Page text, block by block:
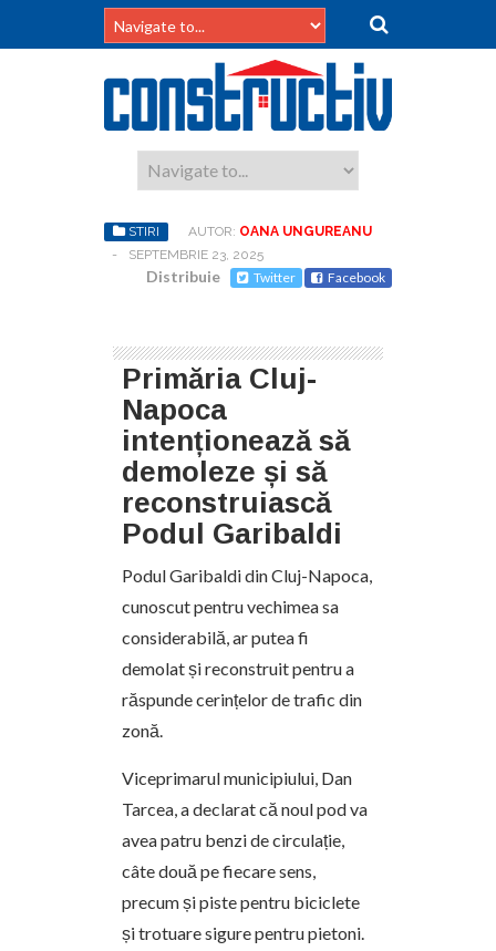
STIRI AUTOR: OANA UNGUREANU
-
SEPTEMBRIE 23, 2025
Distribuie Twitter Facebook
Primăria Cluj-
Napoca
intenționează să
demoleze și să
reconstruiască
Podul Garibaldi
Podul Garibaldi din Cluj-Napoca,
cunoscut pentru vechimea sa
considerabilă, ar putea fi
demolat și reconstruit pentru a
răspunde cerințelor de trafic din
zonă.
Viceprimarul municipiului, Dan
Tarcea, a declarat că noul pod va
avea patru benzi de circulație,
câte două pe fiecare sens,
precum și piste pentru biciclete
și trotuare sigure pentru pietoni.